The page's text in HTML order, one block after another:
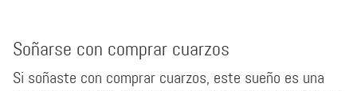
Soñarse con comprar cuarzos
Si soñaste con comprar cuarzos, este sueño es una